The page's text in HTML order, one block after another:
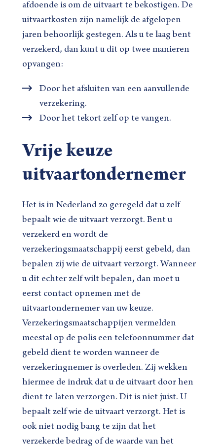
afdoende is om de uitvaart te bekostigen. De
uitvaartkosten zijn namelijk de afgelopen
jaren behoorlijk gestegen. Als u te laag bent
verzekerd, dan kunt u dit op twee manieren
opvangen:
Door het afsluiten van een aanvullende
verzekering.
Door het tekort zelf op te vangen.
Vrije keuze
uitvaartondernemer
Het is in Nederland zo geregeld dat u zelf
bepaalt wie de uitvaart verzorgt. Bent u
verzekerd en wordt de
verzekeringsmaatschappij eerst gebeld, dan
bepalen zij wie de uitvaart verzorgt. Wanneer
u dit echter zelf wilt bepalen, dan moet u
eerst contact opnemen met de
uitvaartondernemer van uw keuze.
Verzekeringsmaatschappijen vermelden
meestal op de polis een telefoonnummer dat
gebeld dient te worden wanneer de
verzekeringnemer is overleden. Zij wekken
hiermee de indruk dat u de uitvaart door hen
dient te laten verzorgen. Dit is niet juist. U
bepaalt zelf wie de uitvaart verzorgt. Het is
ook niet nodig bang te zijn dat het
verzekerde bedrag of de waarde van het